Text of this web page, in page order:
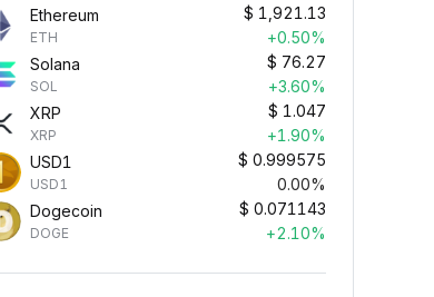
Ethereum
ETH
$ 1,921.13
+0.50%
Solana
SOL
$ 76.27
+3.60%
XRP
XRP
$ 1.047
+1.90%
USD1
USD1
$ 0.999575
0.00%
Dogecoin
DOGE
$ 0.071143
+2.10%